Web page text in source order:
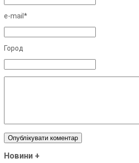
e-mail*
Город
Новини +